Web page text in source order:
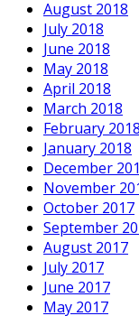
August 2018
July 2018
June 2018
May 2018
April 2018
March 2018
February 2018
January 2018
December
November
October 2017
September
August 2017
July 2017
June 2017
May 2017